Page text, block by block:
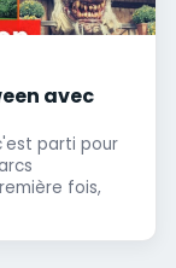
avec
parti pour
fois,